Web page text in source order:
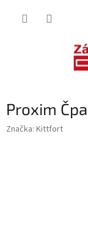
Proxim
Značka: Kittfort